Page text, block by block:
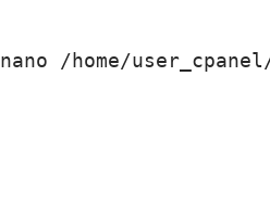
nano /home/